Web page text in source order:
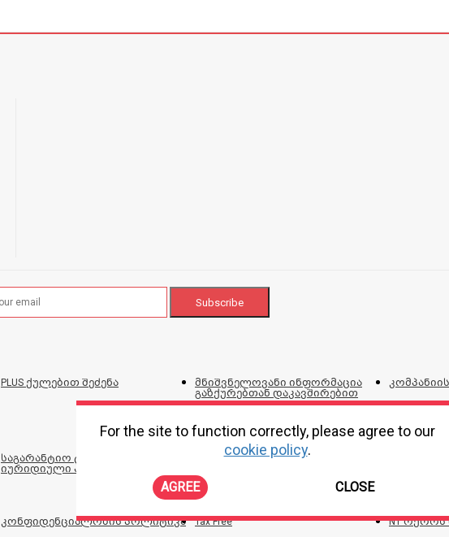
PLUS ქულებით შეძენა მნიშვნელოვანი ინფორმაცია
გაზქურებთან დაკავშირებით
და
საგარანტიო ტალონი
იურიდიული პირებისთვის
პროდუქციის შეკეთების,
პოლიტიკა
ონლაინ
კონფიდენციალობის პოლიტიკა Tax Free N1 ოქროს
For the site to function correctly, please agree to our
cookie policy.
AGREE CLOSE